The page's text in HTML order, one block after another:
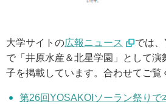
All rights reserved.
大学サイトの広報ニュース
では
で「井原水産＆北星学園」として演
子を掲載しています。合わせてご覧
第26回YOSAKOIソーラン祭りで